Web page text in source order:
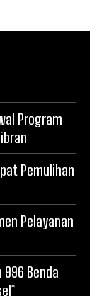
Program
Pemulihan
Pelayanan
Benda